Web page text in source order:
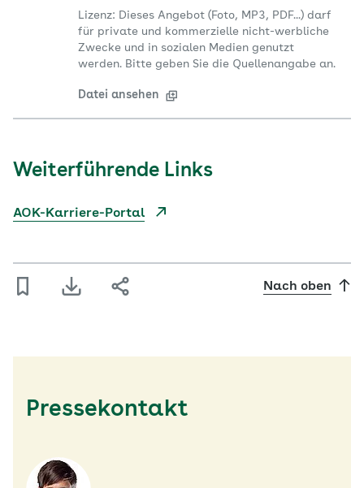
Lizenz: Dieses Angebot (Foto, MP3, PDF...) darf
für private und kommerzielle nicht-werbliche
Zwecke und in sozialen Medien genutzt
werden. Bitte geben Sie die Quellenangabe an.
Datei ansehen
Weiterführende Links
AOK-Karriere-Portal
Nach oben
Pressekontakt